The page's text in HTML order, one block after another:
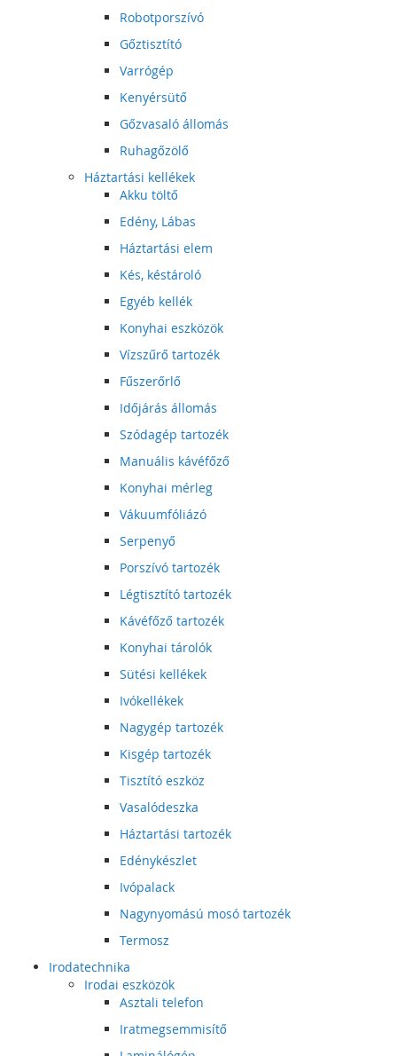
Robotporszívó
Gőztisztító
Varrógép
Kenyérsütő
Gőzvasaló állomás
Ruhagőzölő
Háztartási kellékek
Akku töltő
Edény, Lábas
Háztartási elem
Kés, késtároló
Egyéb kellék
Konyhai eszközök
Vízszűrő tartozék
Fűszerőrlő
Időjárás állomás
Szódagép tartozék
Manuális kávéfőző
Konyhai mérleg
Vákuumfóliázó
Serpenyő
Porszívó tartozék
Légtisztító tartozék
Kávéfőző tartozék
Konyhai tárolók
Sütési kellékek
Ivókellékek
Nagygép tartozék
Kisgép tartozék
Tisztító eszköz
Vasalódeszka
Háztartási tartozék
Edénykészlet
Ivópalack
Nagynyomású mosó tartozék
Termosz
Irodatechnika
Irodai eszközök
Asztali telefon
Iratmegsemmisítő